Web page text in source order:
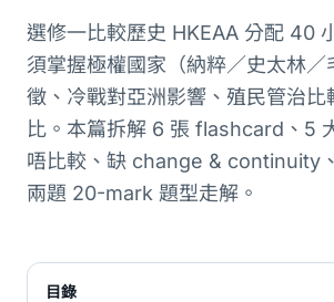
選修一比較歷史 HKEAA 分配 40
須掌握極權國家（納粹／史太林／
徵、冷戰對亞洲影響、殖民管治比
比。本篇拆解 6 張 flashcard、5
唔比較、缺 change & continuity
兩題 20-mark 題型走解。
目錄